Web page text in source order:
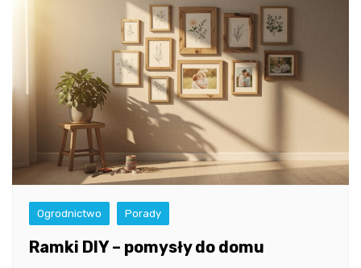
Ogrodnictwo Porady
Ramki DIY – pomysły do domu